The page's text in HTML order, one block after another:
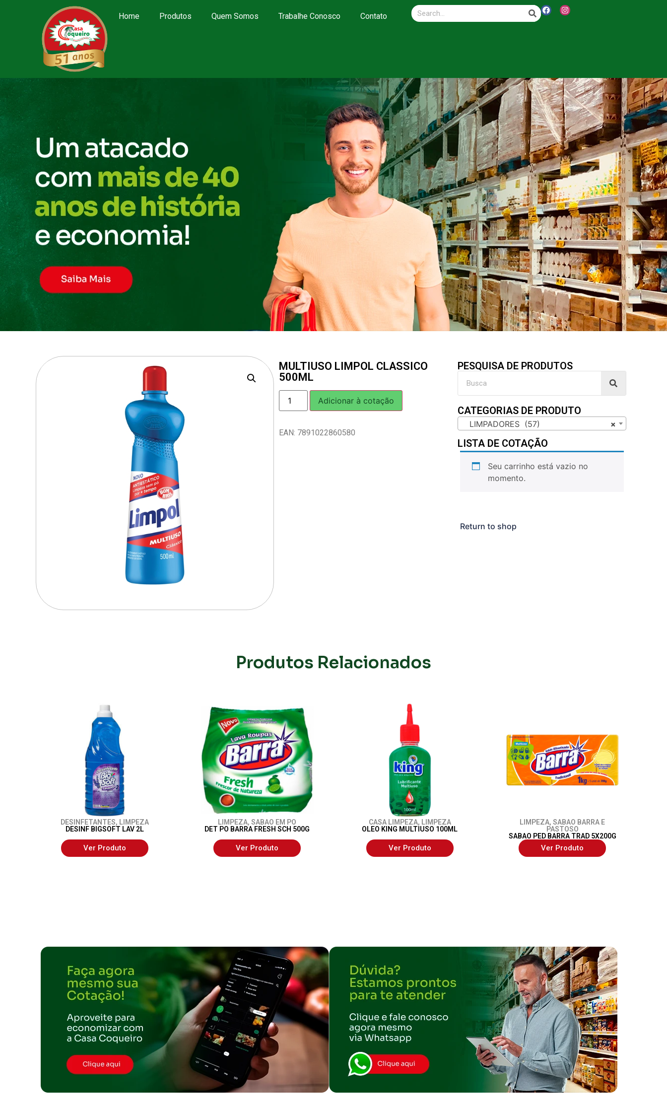
Home Produtos Quem Somos Trabalhe Conosco Contato
MULTIUSO LIMPOL CLASSICO
500ML
Adicionar à cotação
EAN: 7891022860580
PESQUISA DE PRODUTOS
CATEGORIAS DE PRODUTO
×
LIMPADORES (57)
LISTA DE COTAÇÃO
Seu carrinho está vazio no
momento.
Return to shop
Produtos Relacionados
DESINFETANTES, LIMPEZA
DESINF BIGSOFT LAV 2L
Ver Produto
LIMPEZA,SABAO EM PO
DET PO BARRA FRESH SCH 500G
Ver Produto
CASA LIMPEZA, LIMPEZA
OLEO KING MULTIUSO 100ML
Ver Produto
LIMPEZA,SABAO BARRA E
PASTOSO
SABAO PED BARRA TRAD 5X200G
Ver Produto